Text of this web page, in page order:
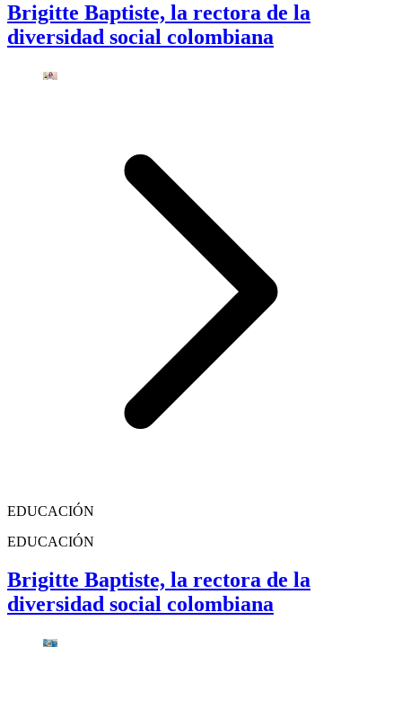
Brigitte Baptiste, la rectora de la
diversidad social colombiana
EDUCACIÓN
EDUCACIÓN
Brigitte Baptiste, la rectora de la
diversidad social colombiana